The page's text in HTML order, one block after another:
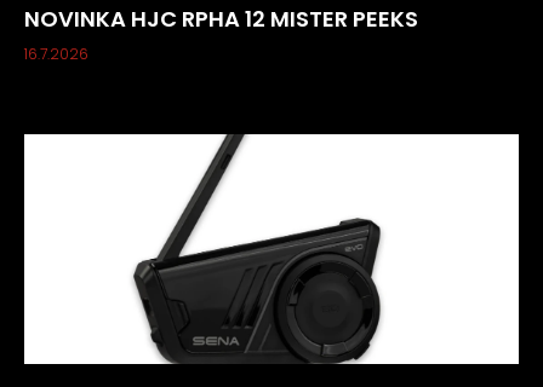
NOVINKA HJC RPHA 12 MISTER PEEKS
16.7.2026